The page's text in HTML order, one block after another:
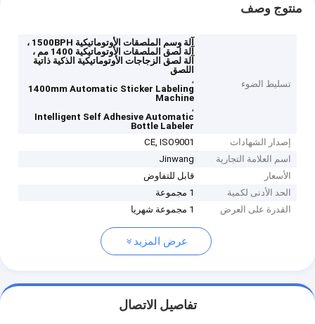
منتوج وصف
تسليط الضوء
آلة وسم الملصقات الأوتوماتيكية 1500BPH ،
آلة لصق الملصقات الأوتوماتيكية 1400 مم ،
آلة لصق الزجاجات الأوتوماتيكية الذكية ذاتية
اللصق
,
1400mm Automatic Sticker Labeling
Machine
,
Intelligent Self Adhesive Automatic
Bottle Labeler
إصدار الشهادات
CE, ISO9001
اسم العلامة التجارية
Jinwang
الأسعار
قابل للتفاوض
الحد الأدنى لكمية
1 مجموعة
القدرة على العرض
1 مجموعة شهريا
عرض المزيد
تفاصيل الاتصال